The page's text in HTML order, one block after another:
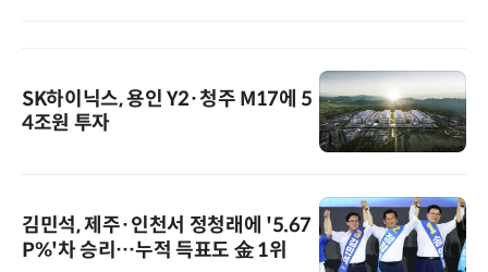
SK하이닉스, 용인 Y2·청주 M17에 5
4조원 투자
김민석, 제주·인천서 정청래에 '5.67
P%'차 승리…누적 득표도 金 1위